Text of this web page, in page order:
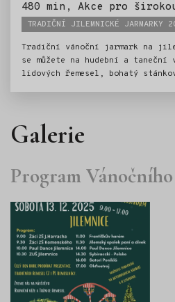
480 min, Akce pro
TRADIČNÍ JILEMNICKÉ JARMARKY
Tradiční vánoční jarmark na
se můžete na hudební a taneční
lidových řemesel, bohatý
Galerie
Program